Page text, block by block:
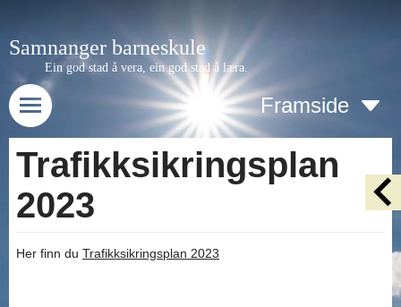
Samnanger barneskule
Ein god stad å vera, ein god stad å læra.
Framside
Trafikksikringsplan
2023
Her finn du Trafikksikringsplan 2023